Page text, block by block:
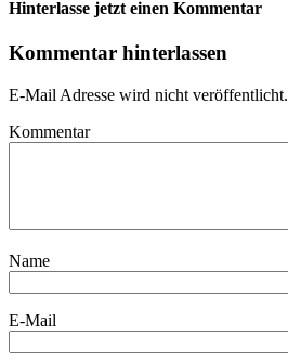
Hinterlasse jetzt einen Kommentar
Kommentar hinterlassen
E-Mail Adresse wird nicht veröffentlicht.
Kommentar
Name
E-Mail